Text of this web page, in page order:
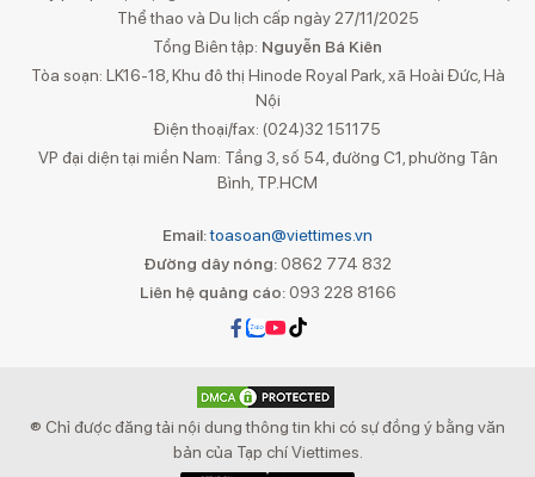
Thể thao và Du lịch cấp ngày 27/11/2025
Tổng Biên tập: Nguyễn Bá Kiên
Tòa soạn: LK16-18, Khu đô thị Hinode Royal Park, xã Hoài Đức, Hà
Nội
Điện thoại/fax: (024)32 151175
VP đại diện tại miền Nam: Tầng 3, số 54, đường C1, phường Tân
Bình, TP.HCM
Email:toasoan@viettimes.vn
Đường dây nóng: 0862 774 832
Liên hệ quảng cáo:093 228 8166
® Chỉ được đăng tải nội dung thông tin khi có sự đồng ý bằng văn
bản của Tạp chí Viettimes.